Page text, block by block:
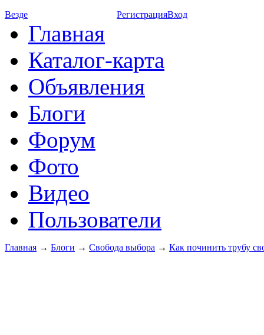
Везде РегистрацияВход
Главная
Каталог-карта
Объявления
Блоги
Форум
Фото
Видео
Пользователи
Главная → Блоги → Свобода выбора → Как починить трубу